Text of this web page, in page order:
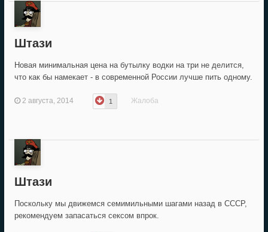
Штази
Новая минимальная цена на бутылку водки на три не делится,
что как бы намекает - в современной России лучше пить одному.
2 августа, 2014 1 Жалоба
Штази
Поскольку мы движемся семимильными шагами назад в СССР,
рекомендуем запасаться сексом впрок.